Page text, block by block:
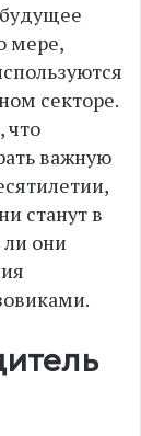
мере,
секторе.
что
важную
станут в
они